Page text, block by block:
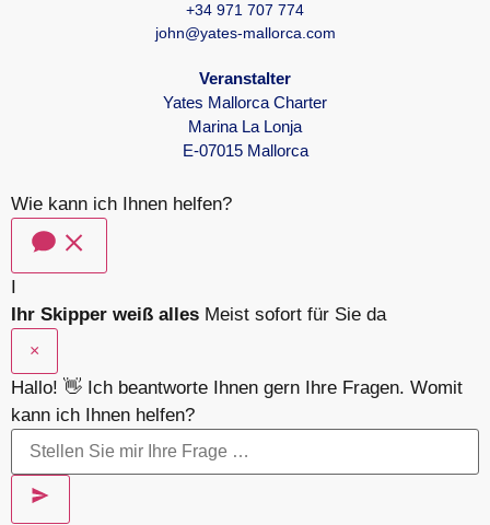
+34 971 707 774
john@yates-mallorca.com
Veranstalter
Yates Mallorca Charter
Marina La Lonja
E-07015 Mallorca
Wie kann ich Ihnen helfen?
I
Ihr Skipper weiß alles Meist sofort für Sie da
×
Hallo! 👋 Ich beantworte Ihnen gern Ihre Fragen. Womit
kann ich Ihnen helfen?